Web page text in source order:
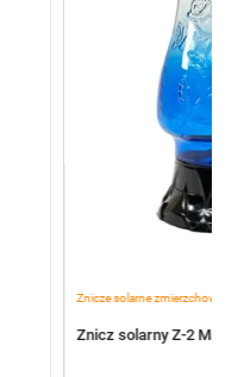
Znicze solarne zmierzchowe
Znicz solarny Z-2 Mal